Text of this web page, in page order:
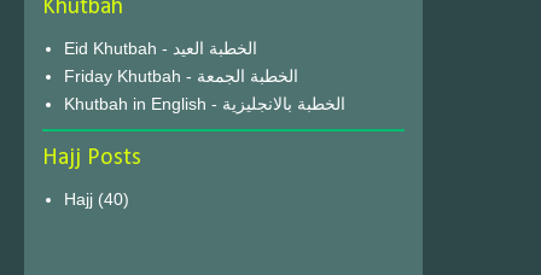
Khutbah
Eid Khutbah - الخطبة العيد
Friday Khutbah - الخطبة الجمعة
Khutbah in English - الخطبة بالانجليزية
Hajj Posts
Hajj (40)